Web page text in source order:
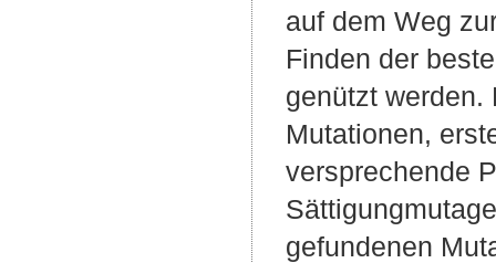
auf dem Weg
Finden der
genützt
Mutationen,
versprechende
gefundenen